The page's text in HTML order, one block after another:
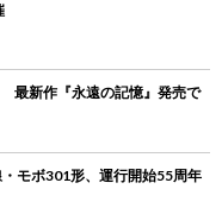
最新作『永遠の記憶』発売で
モボ301形、運行開始55周年